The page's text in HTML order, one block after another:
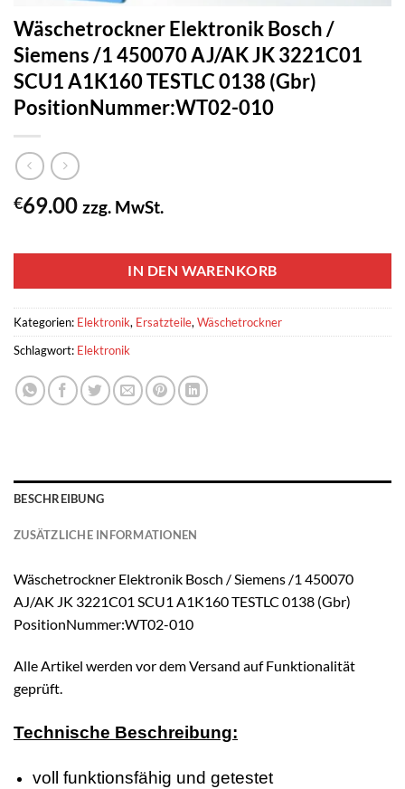
Wäschetrockner Elektronik Bosch /
Siemens /1 450070 AJ/AK JK 3221C01
SCU1 A1K160 TESTLC 0138 (Gbr)
PositionNummer:WT02-010
€69.00 zzg. MwSt.
IN DEN WARENKORB
Kategorien: Elektronik, Ersatzteile, Wäschetrockner
Schlagwort: Elektronik
BESCHREIBUNG
ZUSÄTZLICHE INFORMATIONEN
Wäschetrockner Elektronik Bosch / Siemens /1 450070
AJ/AK JK 3221C01 SCU1 A1K160 TESTLC 0138 (Gbr)
PositionNummer:WT02-010
Alle Artikel werden vor dem Versand auf Funktionalität
geprüft.
Technische Beschreibung:
voll funktionsfähig und getestet